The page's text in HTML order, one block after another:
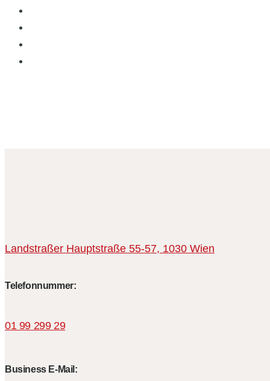
Landstraßer Hauptstraße 55-57, 1030 Wien
Telefonnummer:
01 99 299 29
Business E-Mail: